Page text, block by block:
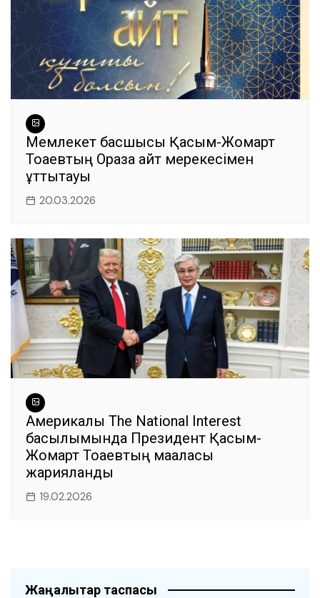
Мемлекет басшысы Қасым-Жомарт
Тоқаевтың Ораза айт мерекесімен
құттықтауы
20.03.2026
Америкалық The National Interest
басылымында Президент Қасым-
Жомарт Тоқаевтың мақаласы
жарияланды
19.02.2026
Жаңалықтар таспасы